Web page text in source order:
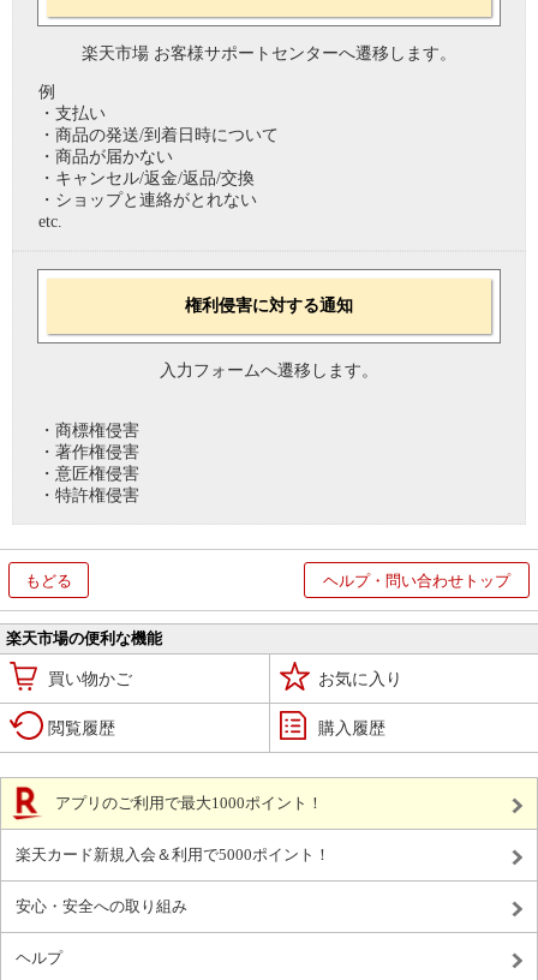
楽天市場 お客様サポートセンターへ遷移します。
例
・支払い
・商品の発送/到着日時について
・商品が届かない
・キャンセル/返金/返品/交換
・ショップと連絡がとれない
etc.
権利侵害に対する通知
入力フォームへ遷移します。
・商標権侵害
・著作権侵害
・意匠権侵害
・特許権侵害
もどる ヘルプ・問い合わせトップ
楽天市場の便利な機能
買い物かご お気に入り
閲覧履歴 購入履歴
アプリのご利用で最大1000ポイント！
楽天カード新規入会＆利用で5000ポイント！
安心・安全への取り組み
ヘルプ